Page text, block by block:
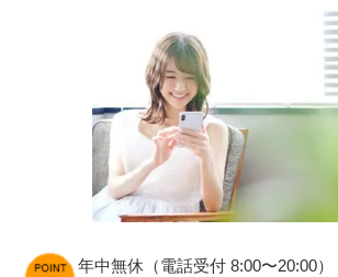
年中無休（電話受付 8:00〜20:00）